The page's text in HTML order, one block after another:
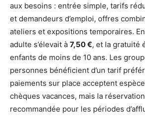
aux besoins : entrée simple, tarifs
et demandeurs d’emploi, offres
ateliers et expositions temporaires.
adulte s’élevait à 7,50 €, et la gratuité
enfants de moins de 10 ans. Les
personnes bénéficient d’un tarif
paiements sur place acceptent
chèques vacances, mais la
recommandée pour les périodes